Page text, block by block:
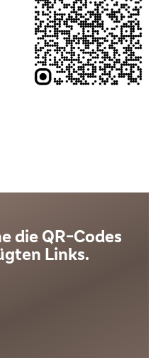
die QR-Codes
Links.